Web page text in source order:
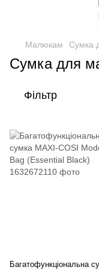
Малюкам Сумка
Сумка для
Фільтр
Багатофункціональна